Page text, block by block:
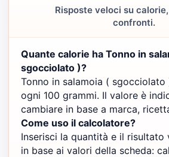
Risposte veloci su
confronti.
Quante calorie ha Tonno in
sgocciolato )?
Tonno in salamoia ( sgocciolato
ogni 100 grammi. Il valore è
cambiare in base a marca,
Come uso il calcolatore?
Inserisci la quantità e il risultato
in base ai valori della scheda: